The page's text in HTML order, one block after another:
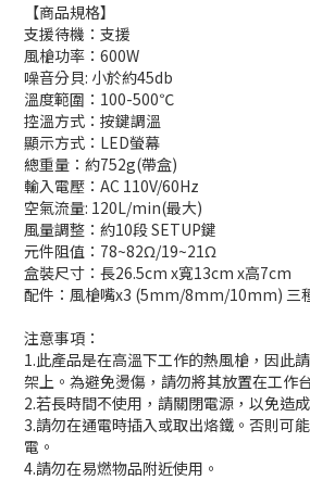
【商品規格】
支援待機：支援
風槍功率：600W
噪音分貝: 小於約45db
溫度範圍：100-500℃
控溫方式：按鍵調溫
顯示方式：LED螢幕
總重量：約752g(帶盒)
輸入電壓：AC 110V/60Hz
空氣流量: 120L/min(最大)
風量調整：約10段 SETUP鍵
元件阻值：78~82Ω/19~21Ω
盒裝尺寸：長26.5cm x寬13cm x高7cm
配件：風槍嘴x3 (5mm/8mm/10mm) 三
注意事項：
1.此產品是在高溫下工作的熱風槍，因此
架上。為避免燙傷，請勿將其放置在工作
2.若長時間不使用，請關閉電源，以免造
3.請勿在通電時插入或取出烙鐵。否則可
電。
4.請勿在易燃物品附近使用。